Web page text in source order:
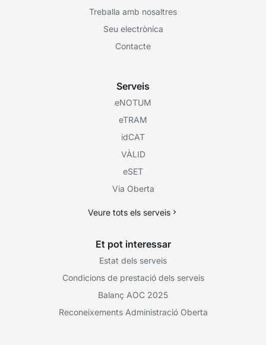
Treballa amb nosaltres
Seu electrònica
Contacte
Serveis
eNOTUM
eTRAM
idCAT
VÀLID
eSET
Via Oberta
Veure tots els serveis
Et pot interessar
Estat dels serveis
Condicions de prestació dels serveis
Balanç AOC 2025
Reconeixements Administració Oberta